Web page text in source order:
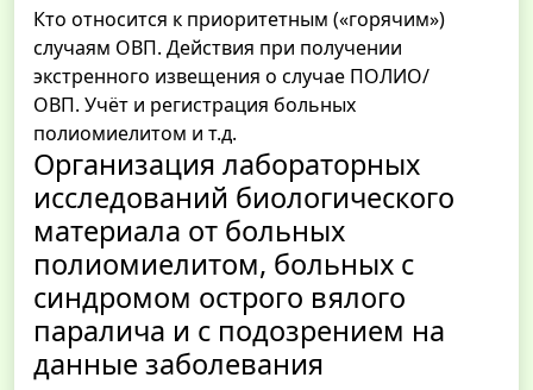
Кто относится к приоритетным («горячим»)
случаям ОВП. Действия при получении
экстренного извещения о случае ПОЛИО/
ОВП. Учёт и регистрация больных
полиомиелитом и т.д.
Организация лабораторных
исследований биологического
материала от больных
полиомиелитом, больных с
синдромом острого вялого
паралича и с подозрением на
данные заболевания